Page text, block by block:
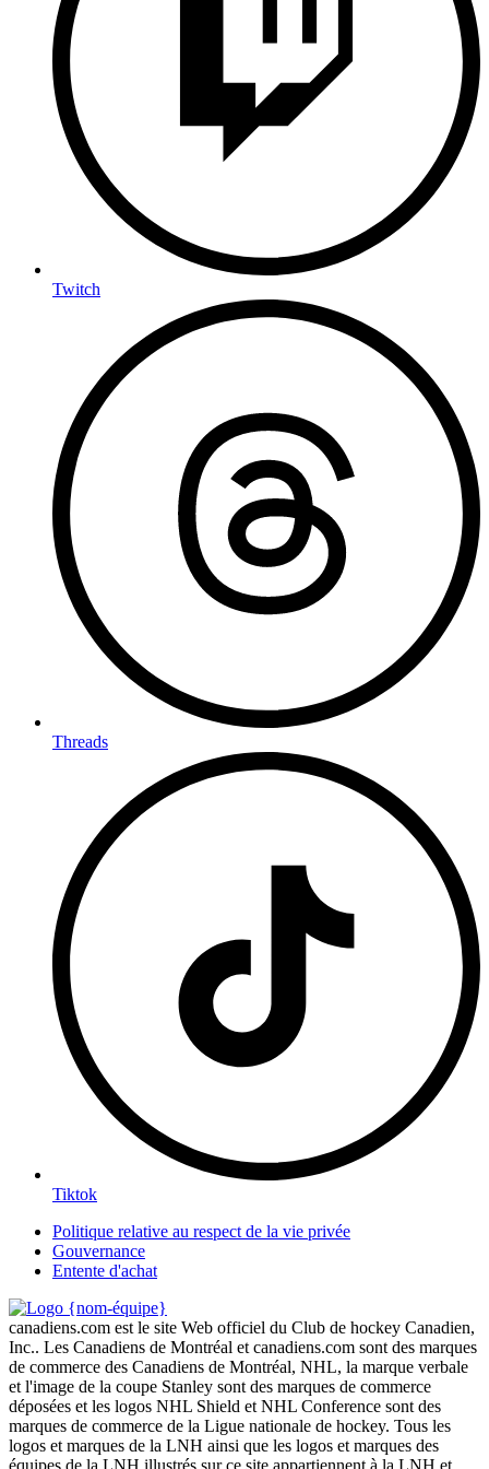
Twitch
Threads
Tiktok
Politique relative au respect de la vie privée
Gouvernance
Entente d'achat
canadiens.com est le site Web officiel du Club de hockey Canadien,
Inc.. Les Canadiens de Montréal et canadiens.com sont des marques
de commerce des Canadiens de Montréal, NHL, la marque verbale
et l'image de la coupe Stanley sont des marques de commerce
déposées et les logos NHL Shield et NHL Conference sont des
marques de commerce de la Ligue nationale de hockey. Tous les
logos et marques de la LNH ainsi que les logos et marques des